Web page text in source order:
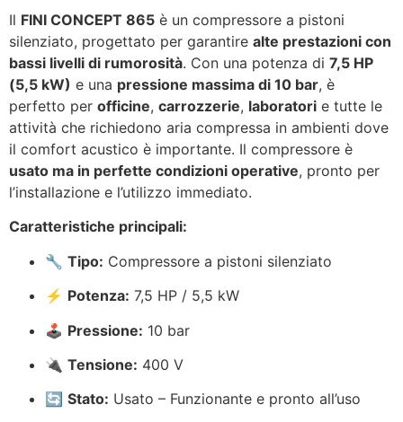
Il FINI CONCEPT 865 è un compressore a pistoni
silenziato, progettato per garantire alte prestazioni con
bassi livelli di rumorosità. Con una potenza di 7,5 HP
(5,5 kW) e una pressione massima di 10 bar, è
perfetto per officine, carrozzerie, laboratori e tutte le
attività che richiedono aria compressa in ambienti dove
il comfort acustico è importante. Il compressore è
usato ma in perfette condizioni operative, pronto per
l’installazione e l’utilizzo immediato.
Caratteristiche principali:
🔧 Tipo: Compressore a pistoni silenziato
⚡ Potenza: 7,5 HP / 5,5 kW
🕹 Pressione: 10 bar
🔌 Tensione: 400 V
🔄 Stato: Usato – Funzionante e pronto all’uso